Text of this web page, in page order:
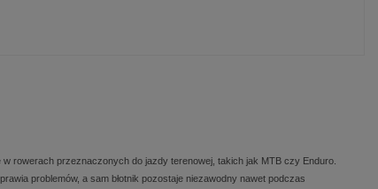
rowerach przeznaczonych do jazdy terenowej, takich jak MTB czy Enduro.
problemów, a sam błotnik pozostaje niezawodny nawet podczas